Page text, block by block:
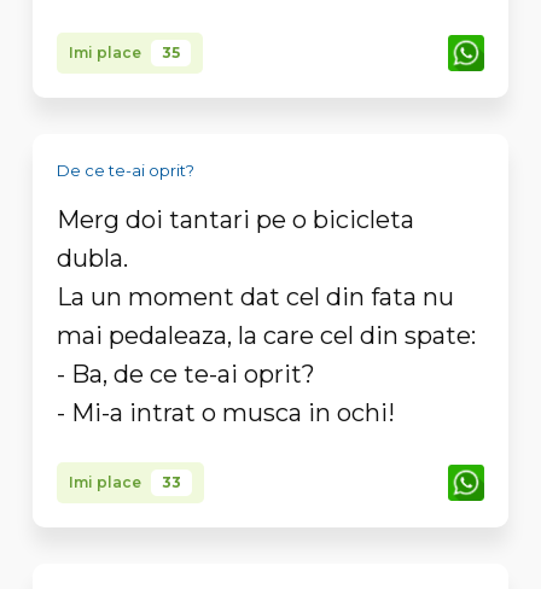
Imi place 35
De ce te-ai oprit?
Merg doi tantari pe o bicicleta
dubla.
La un moment dat cel din fata nu
mai pedaleaza, la care cel din spate:
- Ba, de ce te-ai oprit?
- Mi-a intrat o musca in ochi!
Imi place 33